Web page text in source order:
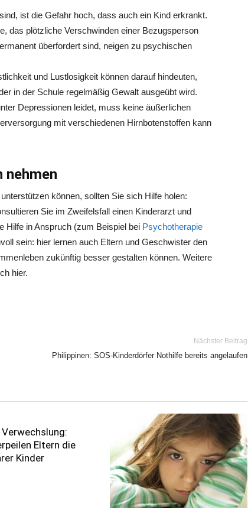
ist die Gefahr hoch, dass auch ein Kind erkrankt.
das plötzliche Verschwinden einer Bezugsperson
überfordert sind, neigen zu psychischen
und Lustlosigkeit können darauf hindeuten,
in der Schule regelmäßig Gewalt ausgeübt wird.
Depressionen leidet, muss keine äußerlichen
mit verschiedenen Hirnbotenstoffen kann
nehmen
können, sollten Sie sich Hilfe holen:
Sie im Zweifelsfall einen Kinderarzt und
Hilfe in Anspruch (zum Beispiel bei Psychotherapie
sein: hier lernen auch Eltern und Geschwister den
zukünftig besser gestalten können. Weitere
hier.
Nächster Beitrag
Philippinen: SOS-Kinderdörfer Nothilfe bereits angelaufen
Eltern die
Kinder